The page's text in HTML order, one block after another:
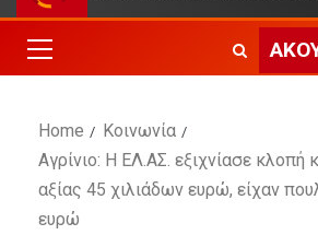
Home
Κοινωνία
Αγρίνιο: Η ΕΛ.ΑΣ. εξιχνίασε
αξίας 45 χιλιάδων ευρώ, είχαν
ευρώ